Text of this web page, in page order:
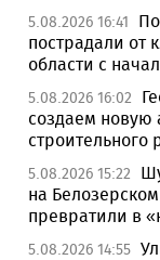
5.08.2026 16:41
пострадали от
области с
5.08.2026 16:02
создаем новую
строительного
5.08.2026 15:22
на
превратили в
5.08.2026 14:55